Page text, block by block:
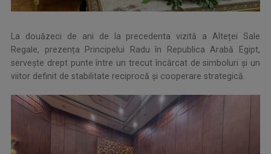
La douăzeci de ani de la precedenta vizită a Alteței Sale
Regale, prezența Principelui Radu în Republica Arabă Egipt,
servește drept punte între un trecut încărcat de simboluri și un
viitor definit de stabilitate reciprocă și cooperare strategică.